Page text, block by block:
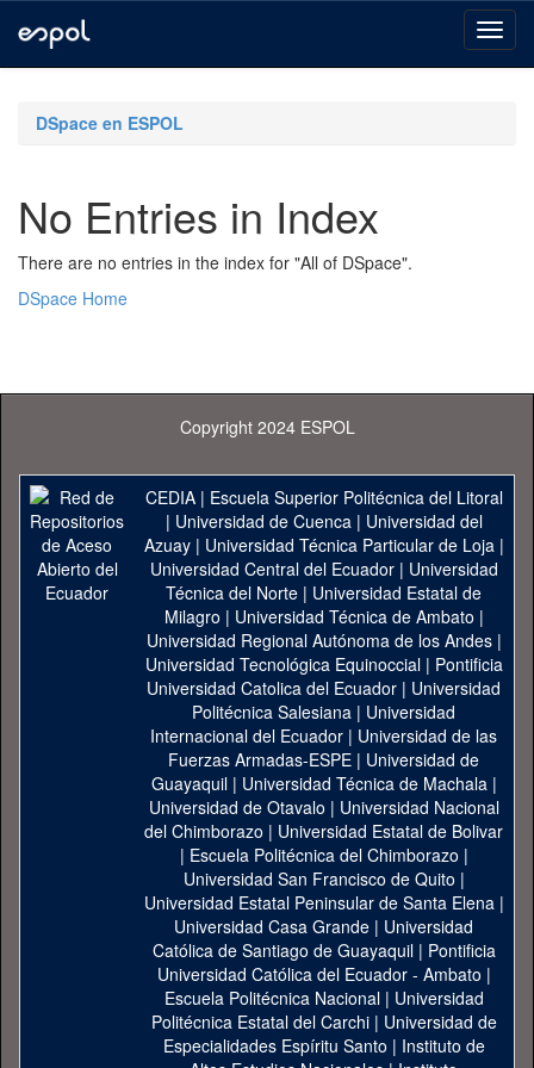
navigationDSpace en ESPOL
No Entries in Index
There are no entries in the index for "All of DSpace".
DSpace Home
Copyright 2024 ESPOL
CEDIA| Escuela Superior Politécnica del Litoral
| Universidad de Cuenca| Universidad del
Azuay| Universidad Técnica Particular de Loja|
Universidad Central del Ecuador| Universidad
Técnica del Norte | Universidad Estatal de
Milagro | Universidad Técnica de Ambato |
Universidad Regional Autónoma de los Andes|
Universidad Tecnológica Equinoccial| Pontificia
Universidad Catolica del Ecuador | Universidad
Politécnica Salesiana | Universidad
Internacional del Ecuador | Universidad de las
Fuerzas Armadas-ESPE | Universidad de
Guayaquil| Universidad Técnica de Machala|
Universidad de Otavalo | Universidad Nacional
del Chimborazo | Universidad Estatal de Bolivar
| Escuela Politécnica del Chimborazo |
Universidad San Francisco de Quito |
Universidad Estatal Peninsular de Santa Elena|
Universidad Casa Grande | Universidad
Católica de Santiago de Guayaquil| Pontificia
Universidad Católica del Ecuador - Ambato |
Escuela Politécnica Nacional| Universidad
Politécnica Estatal del Carchi| Universidad de
Especialidades Espíritu Santo | Instituto de